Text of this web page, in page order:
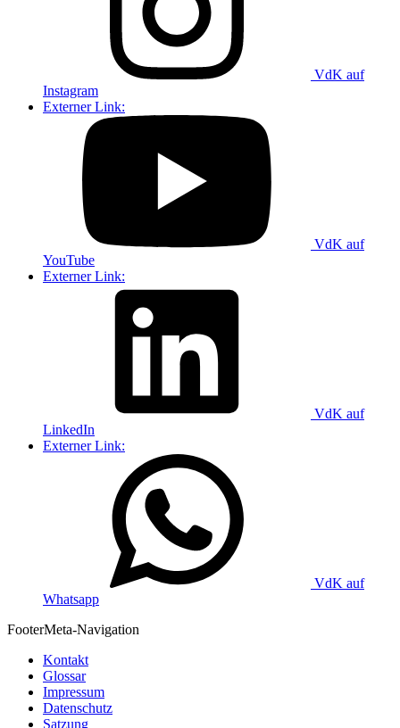
VdK auf
Instagram
Externer Link:
VdK auf
YouTube
Externer Link:
VdK auf
LinkedIn
Externer Link:
VdK auf
Whatsapp
FooterMeta-Navigation
Kontakt
Glossar
Impressum
Datenschutz
Satzung